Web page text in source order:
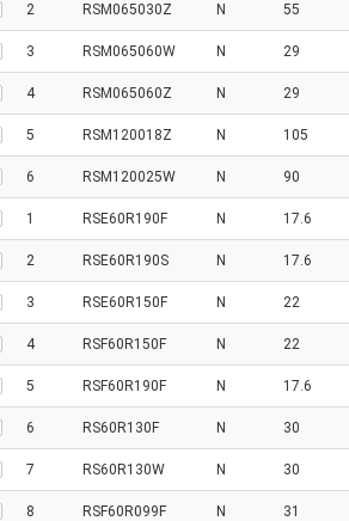
2 RSM065030Z N 55
3 RSM065060W N 29
4 RSM065060Z N 29
5 RSM120018Z N 105
6 RSM120025W N 90
1 RSE60R190F N 17.6
2 RSE60R190S N 17.6
3 RSE60R150F N 22
4 RSF60R150F N 22
5 RSF60R190F N 17.6
6 RS60R130F N 30
7 RS60R130W N 30
8 RSF60R099F N 31